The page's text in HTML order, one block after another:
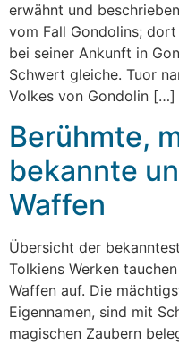
erwähnt und
vom Fall Gondolins;
bei seiner Ankunft in
Schwert gleiche. Tuor
Volkes von Gondolin […]
Berühmte,
bekannte
Waffen
Übersicht der
Tolkiens Werken
Waffen auf. Die
Eigennamen, sind mit
magischen Zaubern